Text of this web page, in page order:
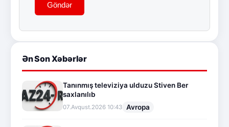
Göndər
Ən Son Xəbərlər
Tanınmış televiziya ulduzu Stiven Ber
saxlanılıb
07.Avqust.2026 10:43 Avropa